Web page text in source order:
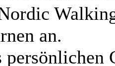
an.
persönlichen